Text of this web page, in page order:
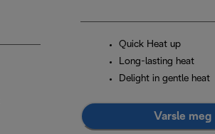
Quick Heat up
Long-lasting heat
Delight in gentle heat
Varsle meg